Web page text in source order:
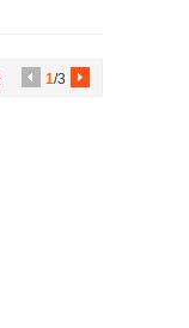
1/3